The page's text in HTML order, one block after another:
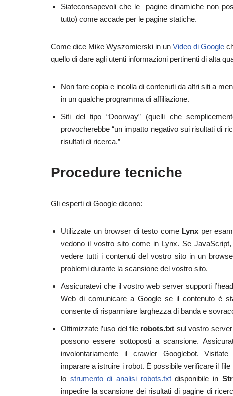
Siateconsapevoli che le pagine dinamiche non
tutto) come accade per le pagine statiche.
Come dice Mike Wyszomierski in unVideo di Google
quello di dare agli utenti informazioni pertinenti di alta
Non fare copia e incolla di contenuti da altri siti a
in un qualche programma di affiliazione.
Siti del tipo “Doorway” (quelli che
provocherebbe “un impatto negativo sui risultati di
risultati di ricerca.”
Procedure tecniche
Gli esperti di Google dicono:
Utilizzate un browser di testo come Lynx per
vedono il vostro sito come in Lynx. Se
vedere tutti i contenuti del vostro sito in un
problemi durante la scansione del vostro sito.
Assicuratevi che il vostro web server supporti
Web di comunicare a Google se il contenuto è
consente di risparmiare larghezza di banda e
Ottimizzate l’uso del file robots.txt sul vostro
possono essere sottoposti a scansione.
involontariamente il crawler Googlebot. Visitate
imparare a istruire i robot. È possibile verificare il
lo strumento di analisi robots.txtdisponibile in
impedire la scansione dei risultati di pagine di